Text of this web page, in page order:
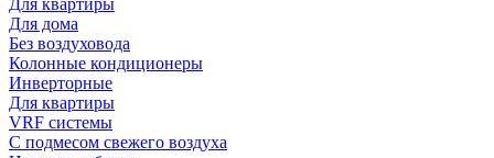
Для квартиры
Для дома
Без воздуховода
Колонные кондиционеры
Инверторные
Для квартиры
VRF системы
С подмесом свежего воздуха